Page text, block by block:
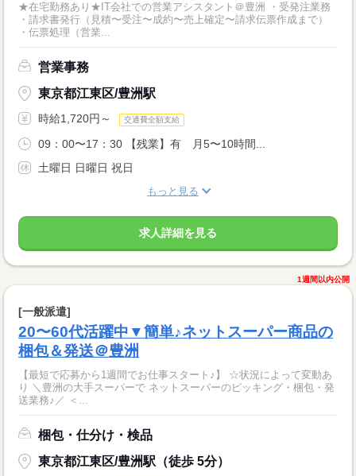
★在宅勤務あり★IT会社での営業アシスタント＠豊洲 ・受発注業務
・請求書発行（見積〜受注〜成約〜売上確定〜請求伝票作成まで）
・伝票処理（営業...
営業事務
東京都江東区/豊洲駅
時給1,720円～ 交通費全額支給
09：00〜17：30 【残業】有 月5〜10時間...
土曜日 日曜日 祝日
もっと見る
求人詳細を見る
1週間以内公開
[一般派遣]
20〜60代活躍中▼簡単♪ネットスーパー商品の
梱包＆発送＠豊洲
【最短で応募から1週間でお仕事スタート♪】 ☆状況によって変動あ
り ＼豊洲の大手スーパーで ネットスーパーのピッキング・梱包・発
送業務♪／ ＜...
梱包・仕分け・検品
東京都江東区/豊洲駅（徒歩 5分）